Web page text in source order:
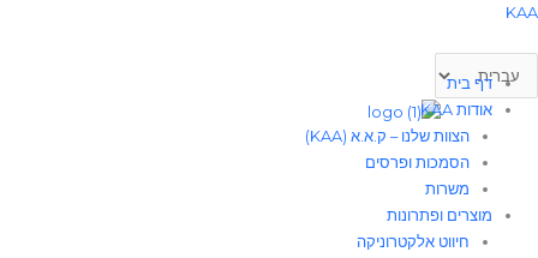
דף בית
אודות KAA
הצוות שלנו – ק.א.א (KAA)
הסמכות ופרסים
משרות
מוצרים ופתרונות
חיווט אלקטרוניקה